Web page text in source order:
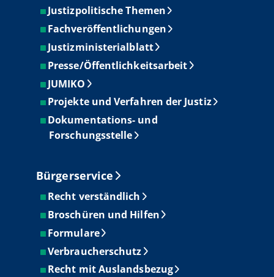
Justizpolitische Themen
Fachveröffentlichungen
Justizministerialblatt
Presse/Öffentlichkeitsarbeit
JUMIKO
Projekte und Verfahren der Justiz
Dokumentations- und
Forschungsstelle
Bürgerservice
Recht verständlich
Broschüren und Hilfen
Formulare
Verbraucherschutz
Recht mit Auslandsbezug